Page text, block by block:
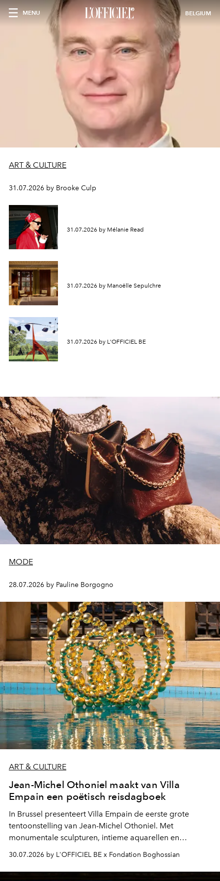
MENU BELGIUM
ART & CULTURE
31.07.2026 by Brooke Culp
31.07.2026 by Mélanie Read
31.07.2026 by Manoëlle Sepulchre
31.07.2026 by L'OFFICIEL BE
MODE
28.07.2026 by Pauline Borgogno
ART & CULTURE
Jean-Michel Othoniel maakt van Villa
Empain een poëtisch reisdagboek
In Brussel presenteert Villa Empain de eerste grote
tentoonstelling van Jean-Michel Othoniel. Met
monumentale sculpturen, intieme aquarellen en
fonkelend Murano-glas creëert de Franse kunstenaar
een emotionele reis waarin elk werk de herinnering
oproept aan een ontmoeting, een bestemming of een
30.07.2026 by L'OFFICIEL BE x Fondation Boghossian